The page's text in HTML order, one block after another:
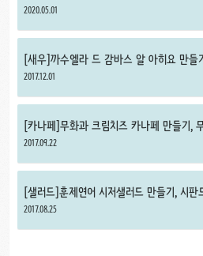
스타 만드는 법
2020.05.01
[새우]까수엘라 드 감바스 알 아히요 만들
gambas al ajillo
2017.12.01
[카나페]무화과 크림치즈 카나페 만들기,
치 만드는 법
2017.09.22
[샐러드]훈제연어 시저샐러드 만들기, 시판
러드 만드는 법
2017.08.25